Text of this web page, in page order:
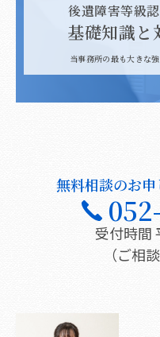
後遺障害等級
基礎知識と
当事務所の最も大きな
無料相談のお
受付時間
（ご相